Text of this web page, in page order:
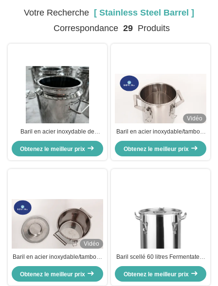
Votre Recherche [ Stainless Steel Barrel ]
Correspondance 29Produits
Baril en acier inoxydable de
qualité alimentaire, réservoir
vertical de stockage de lait 5L
Obtenez le meilleur prix
Vidéo
Baril en acier inoxydable/tambour
chimique
Obtenez le meilleur prix
Vidéo
Baril en acier inoxydable/tambour
chimique
Obtenez le meilleur prix
Baril scellé 60 litres Fermentateur
en acier inoxydable
Obtenez le meilleur prix